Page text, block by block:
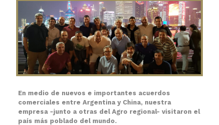
En medio de nuevos e importantes acuerdos
comerciales entre Argentina y China, nuestra
empresa -junto a otras del Agro regional- visitaron el
país más poblado del mundo.